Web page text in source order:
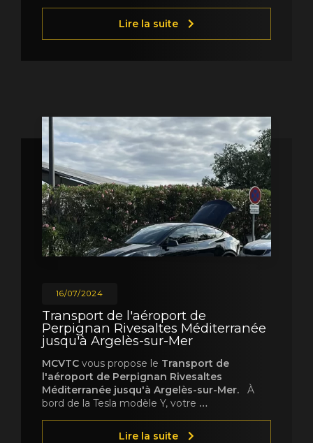
Lire la suite
16/07/2024
Transport de l'aéroport de
Perpignan Rivesaltes Méditerranée
jusqu'à Argelès-sur-Mer
MCVTC vous propose le Transport de
l'aéroport de Perpignan Rivesaltes
Méditerranée jusqu'à Argelès-sur-Mer. À
bord de la Tesla modèle Y, votre …
Lire la suite